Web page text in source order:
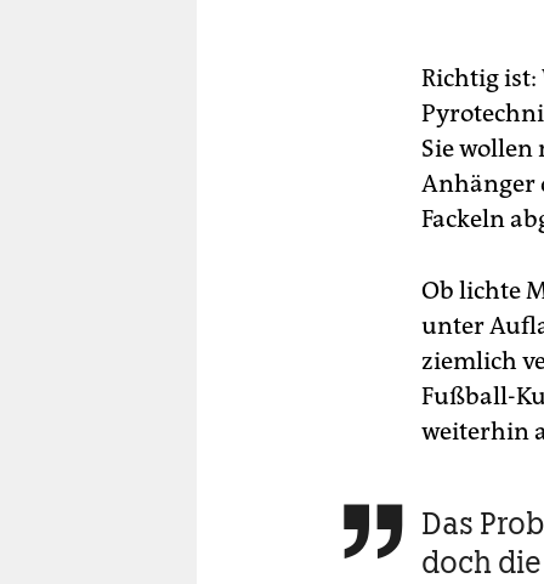
Richtig ist:
Sie wollen
Anhänger
Fackeln
Ob lichte
unter
ziemlich
Fußball-
weiterhin
 Das
doch